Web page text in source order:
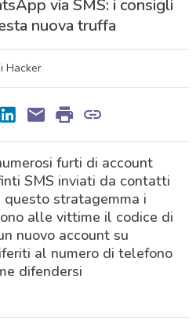
via SMS: i consigli
nuova truffa
Hacker
furti di account
SMS inviati da contatti
questo stratagemma i
alle vittime il codice di
nuovo account su
al numero di telefono
difendersi